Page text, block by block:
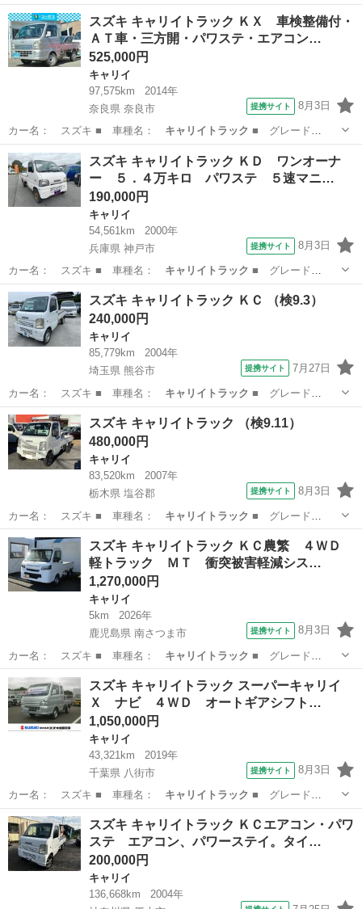
名： ＫＣエアコン…
岡山 久米郡 キャリイ
スズキ キャリイトラック ＫＸ 車検整備付・
ＡＴ車・三方開・パワステ・エアコン…
525,000円
キャリイ
97,575km
2014年
奈良県 奈良市
提携サイト 8月3日
カー名： スズキ ■ 車種名： キャリイトラック ■ グレード
名： ＫＸ 車検整…
奈良 奈良市 キャリイ
スズキ キャリイトラック ＫＤ ワンオーナ
ー ５．４万キロ パワステ ５速マニ…
190,000円
キャリイ
54,561km
2000年
兵庫県 神戸市
提携サイト 8月3日
カー名： スズキ ■ 車種名： キャリイトラック ■ グレード
名： ＫＤ ワンオ…
兵庫 神戸市 キャリイ
スズキ キャリイトラック ＫＣ （検9.3）
240,000円
キャリイ
85,779km
2004年
埼玉県 熊谷市
提携サイト 7月27日
カー名： スズキ ■ 車種名： キャリイトラック ■ グレード
名： ＫＣ ■ 排…
埼玉 熊谷市 キャリイ
スズキ キャリイトラック （検9.11）
480,000円
キャリイ
83,520km
2007年
栃木県 塩谷郡
提携サイト 8月3日
カー名： スズキ ■ 車種名： キャリイトラック ■ グレード
名： ■ 排気量…
栃木 塩谷郡 キャリイ
スズキ キャリイトラック ＫＣ農繁 ４ＷＤ
軽トラック ＭＴ 衝突被害軽減シス…
1,270,000円
キャリイ
5km
2026年
鹿児島県 南さつま市
提携サイト 8月3日
カー名： スズキ ■ 車種名： キャリイトラック ■ グレード
名： ＫＣ農繁 ４…
鹿児島 南さつま市 キャリイ
スズキ キャリイトラック スーパーキャリイ
Ｘ ナビ ４ＷＤ オートギアシフト…
1,050,000円
キャリイ
43,321km
2019年
千葉県 八街市
提携サイト 8月3日
カー名： スズキ ■ 車種名： キャリイトラック ■ グレード
名： スーパーキャ…
千葉 八街市 キャリイ
スズキ キャリイトラック ＫＣエアコン・パワ
ステ エアコン、パワーステイ。タイ…
200,000円
キャリイ
136,668km
2004年